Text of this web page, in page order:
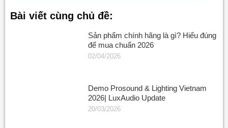
Bài viết cùng chủ đề:
Sản phẩm chính hãng là gì? Hiểu đúng
để mua chuẩn 2026
02/04/2026
Demo Prosound & Lighting Vietnam
2026| LuxAudio Update
20/03/2026